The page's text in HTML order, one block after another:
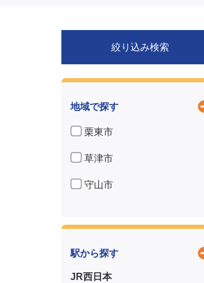
絞り込み検索
地域で探す
栗東市
草津市
守山市
駅から探す
JR西日本